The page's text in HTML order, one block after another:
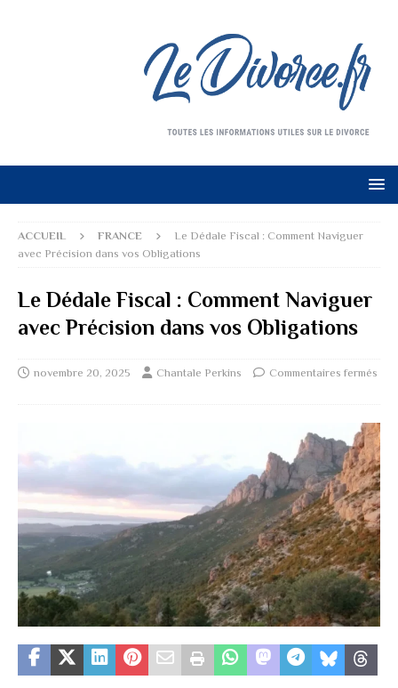
ACCUEIL FRANCE
Le Dédale Fiscal : Comment Naviguer
avec Précision dans vos Obligations
Le Dédale Fiscal : Comment Naviguer
avec Précision dans vos Obligations
novembre 20, 2025 Chantale Perkins Commentaires fermés